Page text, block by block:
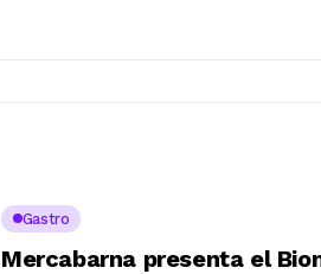
Gastro
Mercabarna presenta el